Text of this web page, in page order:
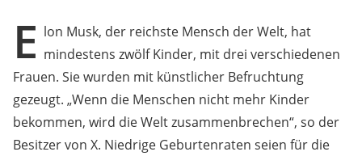
E lon Musk, der reichste Mensch der Welt, hat
mindestens zwölf Kinder, mit drei verschiedenen
Frauen. Sie wurden mit künstlicher Befruchtung
gezeugt. „Wenn die Menschen nicht mehr Kinder
bekommen, wird die Welt zusammenbrechen“, so der
Besitzer von X. Niedrige Geburtenraten seien für die